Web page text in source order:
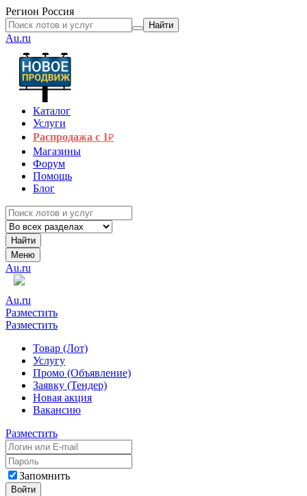
Регион Россия
Найти
Au.ru
Каталог
Услуги
Распродажа с 1₽
Магазины
Форум
Помощь
Блог
Найти
Меню
Au.ru
Au.ru
Разместить
Разместить
Товар (Лот)
Услугу
Промо (Объявление)
Заявку (Тендер)
Новая акция
Вакансию
Разместить
Запомнить
Войти